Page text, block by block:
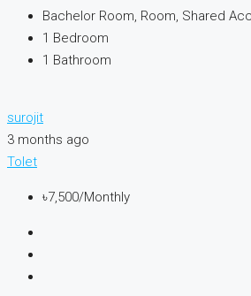
Bachelor Room, Room, Shared
1 Bedroom
1 Bathroom
surojit
3 months ago
Tolet
৳7,500/Monthly